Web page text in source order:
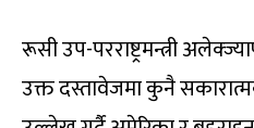
रूसी उप-परराष्ट्रमन्त्री
उक्त दस्तावेजमा कुनै